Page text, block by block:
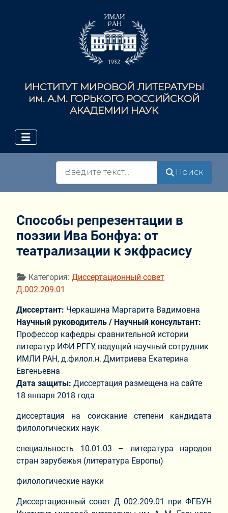
ИНСТИТУТ МИРОВОЙ ЛИТЕРАТУРЫ
им. А.М. ГОРЬКОГО РОССИЙСКОЙ
АКАДЕМИИ НАУК
Поиск
Способы репрезентации в
поэзии Ива Бонфуа: от
театрализации к экфрасису
Информация о материале
Категория: Диссертационный совет
Д.002.209.01
Диссертант: Черкашина Маргарита Вадимовна
Научный руководитель / Научный консультант:
Профессор кафедры сравнительной истории
литератур ИФИ РГГУ, ведущий научный сотрудник
ИМЛИ РАН, д.филол.н. Дмитриева Екатерина
Евгеньевна
Дата защиты: Диссертация размещена на сайте
18 января 2018 года
диссертация на соискание степени кандидата
филологических наук
специальность 10.01.03 – литература народов
стран зарубежья (литература Европы)
филологические науки
Диссертационный совет Д 002.209.01 при ФГБУН